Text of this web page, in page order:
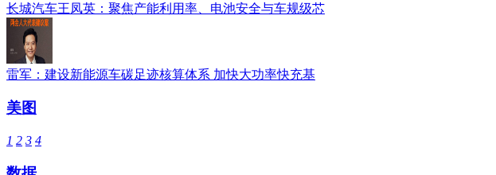
长城汽车王凤英：聚焦产能利用率、电池安全与车规级芯
雷军：建设新能源车碳足迹核算体系 加快大功率快充基
美图
1 2 3 4